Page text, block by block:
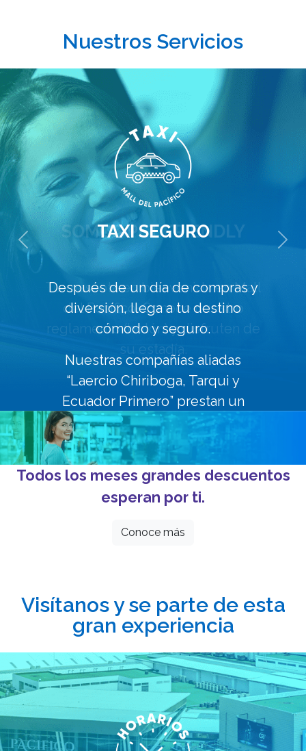
Nuestros Servicios
SOMOS PET FRIENDLY
Tu mascota en bienvenida en Mall
del Pacífico. Conoce nuestro
reglamento (botón) y disfruten de
su estadía.
Previous Next
Todos los meses grandes descuentos
esperan por ti.
Conoce más
Visítanos y se parte de esta
gran experiencia